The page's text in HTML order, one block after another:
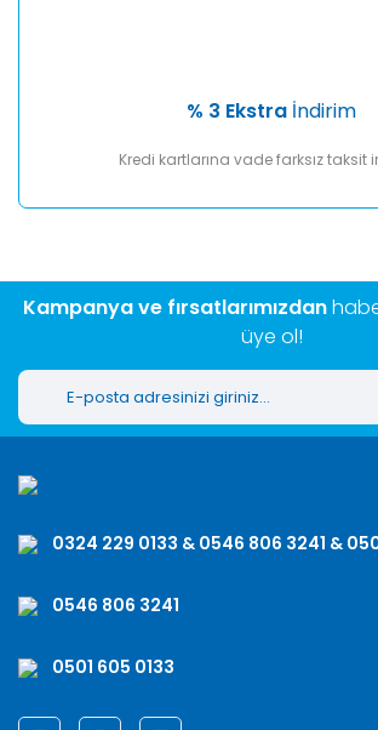
% 3 Ekstra İndirim
Kredi kartlarına vade farksız taksit
Kampanya ve fırsatlarımızdan
üye ol!
0324 229 0133 & 0546 806 3241 &
0546 806 3241
0501 605 0133